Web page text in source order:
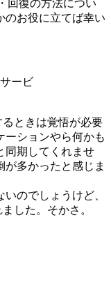
回復の方法につい
のお役に立てば幸い
ービ
ときは覚悟が必要
ーションやら何かも
同期してくれませ
が多かったと感じま
のでしょうけど、
した。そかさ。